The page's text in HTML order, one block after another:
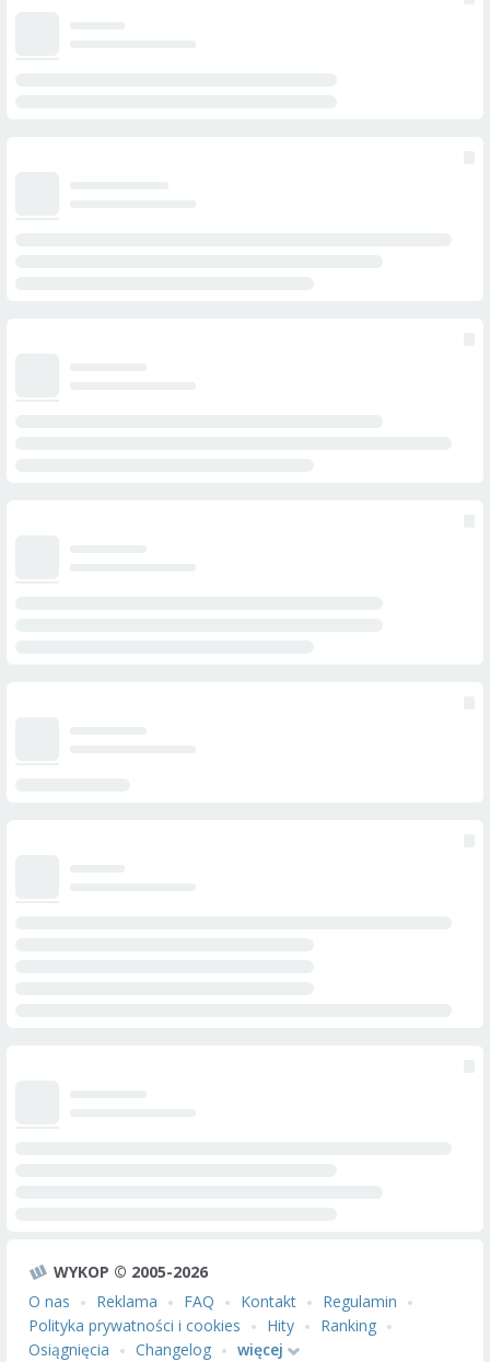
WYKOP © 2005-2026
O nas
Reklama FAQ Kontakt
Regulamin
Polityka prywatności i cookies
Hity
Ranking
Osiągnięcia
Changelog więcej